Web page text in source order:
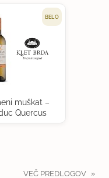
BELO
muškat –
Quercus
VEČ PREDLOGOV